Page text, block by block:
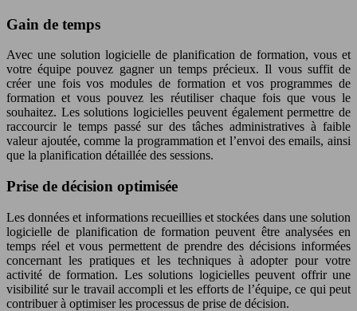
Gain de temps
Avec une solution logicielle de planification de formation, vous et
votre équipe pouvez gagner un temps précieux. Il vous suffit de
créer une fois vos modules de formation et vos programmes de
formation et vous pouvez les réutiliser chaque fois que vous le
souhaitez. Les solutions logicielles peuvent également permettre de
raccourcir le temps passé sur des tâches administratives à faible
valeur ajoutée, comme la programmation et l’envoi des emails, ainsi
que la planification détaillée des sessions.
Prise de décision optimisée
Les données et informations recueillies et stockées dans une solution
logicielle de planification de formation peuvent être analysées en
temps réel et vous permettent de prendre des décisions informées
concernant les pratiques et les techniques à adopter pour votre
activité de formation. Les solutions logicielles peuvent offrir une
visibilité sur le travail accompli et les efforts de l’équipe, ce qui peut
contribuer à optimiser les processus de prise de décision.